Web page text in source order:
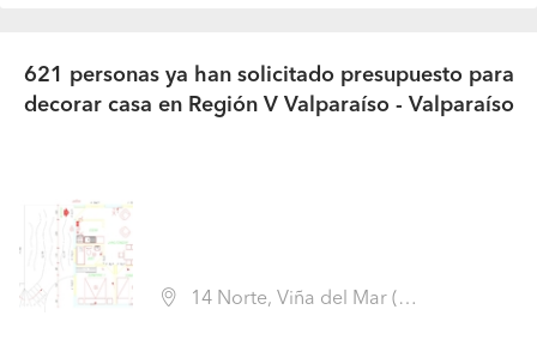
621 personas ya han solicitado presupuesto para
decorar casa en Región V Valparaíso - Valparaíso
14 Norte, Viña del Mar (Región V Valparaíso - Valparaíso)